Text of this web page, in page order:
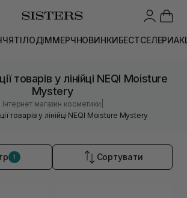
ТІЛОДІММЕРЧНОВИНКИБЕСТСЕЛЕРИ
товарів у лінійці NEQI Moisture
Mystery
Інтернет магазин косметики
товарів у лінійці NEQI Moisture Mystery
1 Сортувати